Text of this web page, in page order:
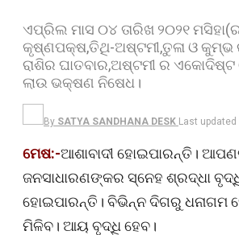
ଏପ୍ରିଲ ମାସ ୦୪ ତାରିଖ ୨୦୨୧
କୃଷ୍ଣପକ୍ଷ,ତିଥି-ଅଷ୍ଟମୀ,ତୁଳା ଓ କୁମ୍ଭ
ରାଶିର ଘାତବାର,ଅଷ୍ଟମୀ ର ଏକୋଦିଷ୍ଟ
ଲାଉ ଭକ୍ଷଣ ନିଷେଧ।
By SATYA SANDHANA DESK Last updated
ମେଷ:-ଆଶାବାଦୀ ହୋଇପାରନ୍ତି।
ଜନସାଧାରଣଙ୍କର ସ୍ନେହ ଶ୍ରଦ୍ଧା ବୃଦ୍ଧି
ହୋଇପାରନ୍ତି। ବିଭିନ୍ନ ଦିଗରୁ ଧନାଗମ
ମିଳିବ। ଆୟ ବୃଦ୍ଧି ହେବ।